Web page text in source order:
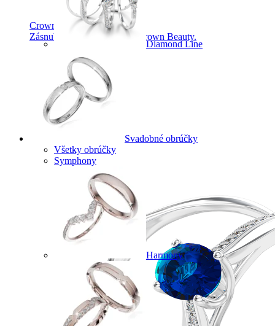
Crown Beauty
Zásnubné prstne z kolekcie Crown Beauty.
Diamond Line
Svadobné obrúčky
Všetky obrúčky
Symphony
Harmony